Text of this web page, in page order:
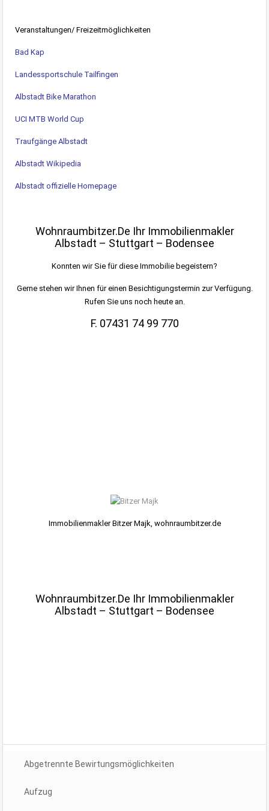
Veranstaltungen/ Freizeitmöglichkeiten
Bad Kap
Landessportschule Tailfingen
Albstadt Bike Marathon
UCI MTB World Cup
Traufgänge Albstadt
Albstadt Wikipedia
Albstadt offizielle Homepage
Wohnraumbitzer.de Ihr Immobilienmakler
Albstadt – Stuttgart – Bodensee
Konnten wir Sie für diese Immobilie begeistern?
Gerne stehen wir Ihnen für einen Besichtigungstermin zur Verfügung.
Rufen Sie uns noch heute an.
F. 07431 74 99 770
Immobilienmakler Bitzer Majk, wohnraumbitzer.de
Wohnraumbitzer.de Ihr Immobilienmakler
Albstadt – Stuttgart – Bodensee
Abgetrennte Bewirtungsmöglichkeiten
Aufzug